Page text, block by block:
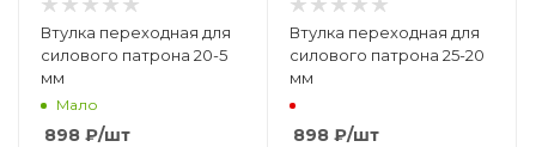
Втулка переходная для
силового патрона 20-5
мм
Мало
898 ₽/шт
Втулка переходная для
силового патрона 25-20
мм
898 ₽/шт